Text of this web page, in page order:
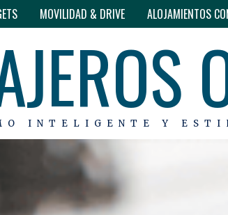
MOVILIDAD & DRIVE ALOJAMIENTOS
INTELIGENTE Y